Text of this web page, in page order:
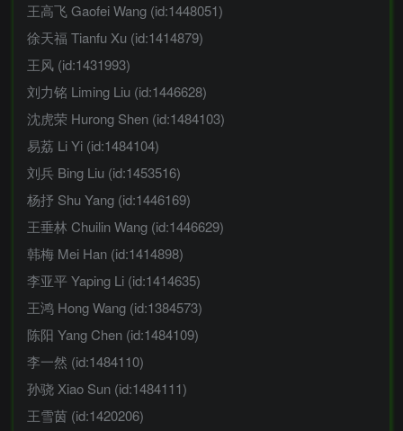
王高飞 Gaofei Wang (id:1448051)
徐天福 Tianfu Xu (id:1414879)
王风 (id:1431993)
刘力铭 Liming Liu (id:1446628)
沈虎荣 Hurong Shen (id:1484103)
易荔 Li Yi (id:1484104)
刘兵 Bing Liu (id:1453516)
杨抒 Shu Yang (id:1446169)
王垂林 Chuilin Wang (id:1446629)
韩梅 Mei Han (id:1414898)
李亚平 Yaping Li (id:1414635)
王鸿 Hong Wang (id:1384573)
陈阳 Yang Chen (id:1484109)
李一然 (id:1484110)
孙骁 Xiao Sun (id:1484111)
王雪茵 (id:1420206)